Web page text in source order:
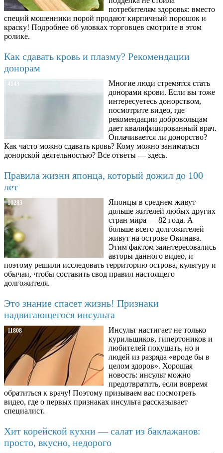
потребителям здоровья: вместо
специй мошенники порой продают кирпичный порошок и
краску! Подробнее об уловках торговцев смотрите в этом
ролике.
Как сдавать кровь и плазму? Рекомендации
донорам
4143
Многие люди стремятся стать
донорами крови. Если вы тоже
интересуетесь донорством,
посмотрите видео, где
рекомендации добровольцам
дает квалифицированный врач.
Оплачивается ли донорство?
Как часто можно сдавать кровь? Кому можно заниматься
донорской деятельностью? Все ответы — здесь.
Правила жизни японца, который дожил до 100
лет
10283
Японцы в среднем живут
дольше жителей любых других
стран мира — 82 года. А
больше всего долгожителей
живут на острове Окинава.
Этим фактом заинтересовались
авторы данного видео, и
поэтому решили исследовать территорию острова, культуру и
обычаи, чтобы составить свод правил настоящего
долгожителя.
Это знание спасет жизнь! Признаки
надвигающегося инсульта
11808
Инсульт настигает не только
курильщиков, гипертоников и
любителей покушать, но и
людей из разряда «вроде бы в
целом здоров». Хорошая
новость: инсульт можно
предотвратить, если вовремя
обратиться к врачу! Поэтому призываем вас посмотреть
видео, где о первых признаках инсульта рассказывает
специалист.
Хит корейской кухни — салат из баклажанов:
просто, вкусно, недорого